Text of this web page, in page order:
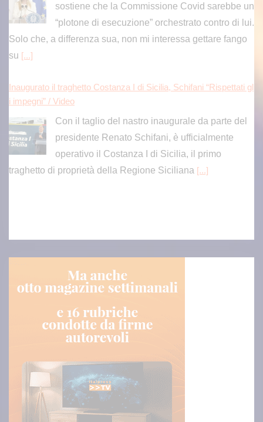
sostiene che la Commissione Covid sarebbe un
“plotone di esecuzione” orchestrato contro di lui.
Solo che, a differenza sua, non mi interessa gettare fango
su [...]
Inaugurato il traghetto Costanza I di Sicilia, Schifani “Rispettati gl
i impegni” / Video
Con il taglio del nastro inaugurale da parte del
presidente Renato Schifani, è ufficialmente
operativo il Costanza I di Sicilia, il primo
traghetto di proprietà della Regione Siciliana [...]